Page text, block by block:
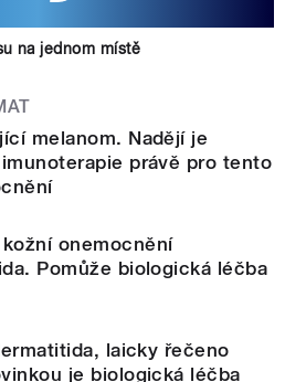
na jednom místě
melanom. Nadějí je
právě pro tento
onemocnění
Pomůže biologická léčba
laicky řečeno
je biologická léčba